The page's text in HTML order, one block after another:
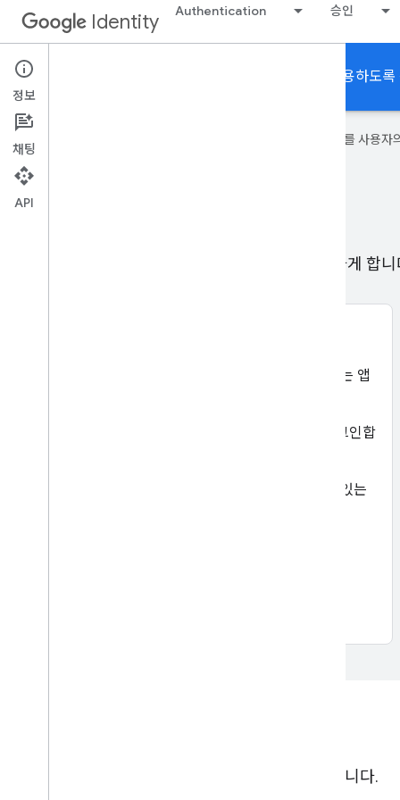
Identity Authentication 승인
사용자가 앱에 로그인하고 앱에서 Google 서비스를 사용하도록
Google은 AI 기술을 사용하여 콘텐츠를 사용
사용자가 Google 계정을 사용하여 앱에 로그인하게 합니
기기 또는 브라우저에서 Google에 로그인한 사용자는 앱
기존 사용자는 자동으로 또는 탭/클릭 한 번으로 로그인합
사용자가 탭 또는 클릭 한 번으로 새 계정을 만들 수 있는
앱이 Google API 및 데이터를 사용하도록 승인합니다.
정보
채팅
API